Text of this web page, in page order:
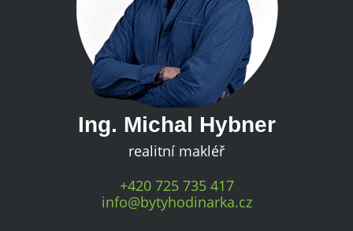
Ing. Michal Hybner
realitní makléř
+420 725 735 417
info@bytyhodinarka.cz